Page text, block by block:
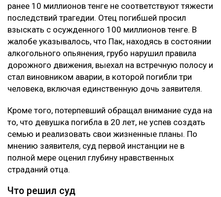
ранее 10 миллионов тенге не соответствуют тяжести
последствий трагедии. Отец погибшей просил
взыскать с осужденного 100 миллионов тенге. В
жалобе указывалось, что Пак, находясь в состоянии
алкогольного опьянения, грубо нарушил правила
дорожного движения, выехал на встречную полосу и
стал виновником аварии, в которой погибли три
человека, включая единственную дочь заявителя.
Кроме того, потерпевший обращал внимание суда на
то, что девушка погибла в 20 лет, не успев создать
семью и реализовать свои жизненные планы. По
мнению заявителя, суд первой инстанции не в
полной мере оценил глубину нравственных
страданий отца.
Что решил суд